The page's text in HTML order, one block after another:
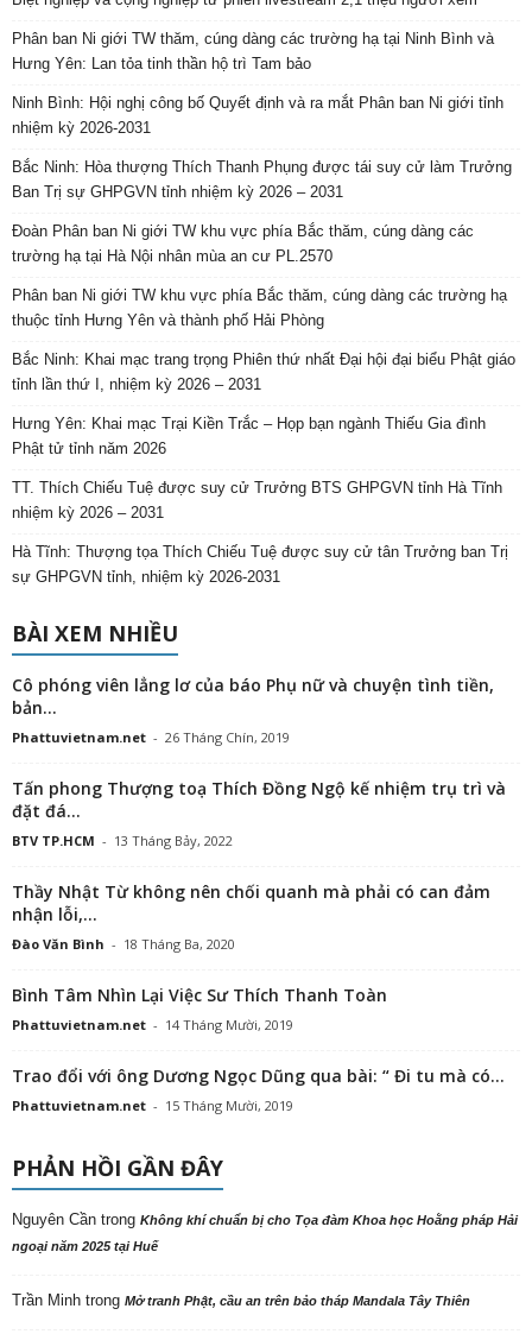
Phân ban Ni giới TW thăm, cúng dàng các trường hạ tại Ninh Bình và
Hưng Yên: Lan tỏa tinh thần hộ trì Tam bảo
Ninh Bình: Hội nghị công bố Quyết định và ra mắt Phân ban Ni giới tỉnh
nhiệm kỳ 2026-2031
Bắc Ninh: Hòa thượng Thích Thanh Phụng được tái suy cử làm Trưởng
Ban Trị sự GHPGVN tỉnh nhiệm kỳ 2026 – 2031
Đoàn Phân ban Ni giới TW khu vực phía Bắc thăm, cúng dàng các
trường hạ tại Hà Nội nhân mùa an cư PL.2570
Phân ban Ni giới TW khu vực phía Bắc thăm, cúng dàng các trường hạ
thuộc tỉnh Hưng Yên và thành phố Hải Phòng
Bắc Ninh: Khai mạc trang trọng Phiên thứ nhất Đại hội đại biểu Phật giáo
tỉnh lần thứ I, nhiệm kỳ 2026 – 2031
Hưng Yên: Khai mạc Trại Kiền Trắc – Họp bạn ngành Thiếu Gia đình
Phật tử tỉnh năm 2026
TT. Thích Chiếu Tuệ được suy cử Trưởng BTS GHPGVN tỉnh Hà Tĩnh
nhiệm kỳ 2026 – 2031
Hà Tĩnh: Thượng tọa Thích Chiếu Tuệ được suy cử tân Trưởng ban Trị
sự GHPGVN tỉnh, nhiệm kỳ 2026-2031
BÀI XEM NHIỀU
Cô phóng viên lẳng lơ của báo Phụ nữ và chuyện tình tiền,
bản...
Phattuvietnam.net - 26 Tháng Chín, 2019
Tấn phong Thượng toạ Thích Đồng Ngộ kế nhiệm trụ trì và
đặt đá...
BTV TP.HCM - 13 Tháng Bảy, 2022
Thầy Nhật Từ không nên chối quanh mà phải có can đảm
nhận lỗi,...
Đào Văn Bình - 18 Tháng Ba, 2020
Bình Tâm Nhìn Lại Việc Sư Thích Thanh Toàn
Phattuvietnam.net - 14 Tháng Mười, 2019
Trao đổi với ông Dương Ngọc Dũng qua bài: “ Đi tu mà có...
Phattuvietnam.net - 15 Tháng Mười, 2019
PHẢN HỒI GẦN ĐÂY
Nguyên Cần trong Không khí chuẩn bị cho Tọa đàm Khoa học Hoằng pháp Hải
ngoại năm 2025 tại Huế
Trần Minh trong Mở tranh Phật, cầu an trên bảo tháp Mandala Tây Thiên